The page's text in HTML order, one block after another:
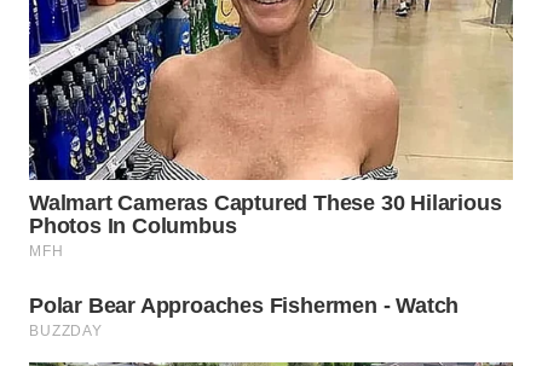
WN
BOGOR
WN
DEPOK
WN
TAPANULI
UTARA
WN
SAMOSIR